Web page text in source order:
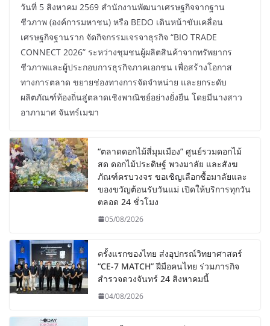
วันที่ 5 สิงหาคม 2569 สำนักงานพัฒนาเศรษฐกิจจากฐาน
ชีวภาพ (องค์การมหาชน) หรือ BEDO เดินหน้าขับเคลื่อน
เศรษฐกิจฐานราก จัดกิจกรรมเจรจาธุรกิจ “BIO TRADE
CONNECT 2026” ระหว่างชุมชนผู้ผลิตสินค้าจากทรัพยากร
ชีวภาพและผู้ประกอบการธุรกิจภาคเอกชน เพื่อสร้างโอกาส
ทางการตลาด ขยายช่องทางการจัดจำหน่าย และยกระดับ
ผลิตภัณฑ์ท้องถิ่นสู่ตลาดเชิงพาณิชย์อย่างยั่งยืน โดยมีนางสาว
อาภามาศ จันทร์เมฆา
“ตลาดดอกไม้สี่มุมเมือง” ศูนย์รวมดอกไม้
สด ดอกไม้ประดิษฐ์ พวงมาลัย และสังฆ
ภัณฑ์ครบวงจร ขอเชิญเลือกซื้อมาลัยและ
ของขวัญต้อนรับวันแม่ เปิดให้บริการทุกวัน
ตลอด 24 ชั่วโมง
05/08/2026
ครั้งแรกของไทย ส่งอุปกรณ์วิทยาศาสตร์
“CE-7 MATCH” ฝีมือคนไทย ร่วมภารกิจ
สำรวจดวงจันทร์ 24 สิงหาคมนี้
04/08/2026